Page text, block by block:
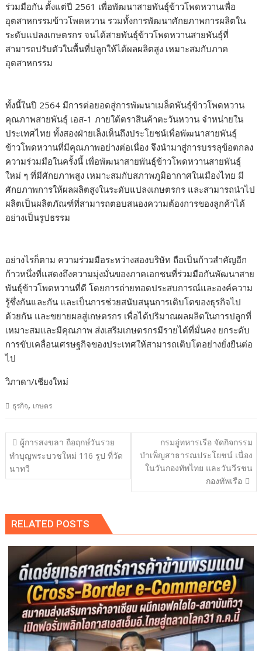
ร่วมมือกัน ตั้งแต่ปี 2561 เพื่อพัฒนาสายพันธุ์ข้าวโพดหวานเพื่อ
อุตสาหกรรมข้าวโพดหวาน รวมทั้งการพัฒนาศักยภาพการผลิตใน
ระดับแปลงเกษตรกร จนได้สายพันธุ์ข้าวโพดหวานสายพันธุ์ที่
สามารถปรับตัวในพื้นที่ปลูกให้ได้ผลผลิตสูง เหมาะสมกับภาค
อุตสาหกรรม
ทั้งนี้ในปี 2564 มีการต่อยอดสู่การพัฒนาเมล็ดพันธุ์ข้าวโพดหวาน
คุณภาพสายพันธุ์ เอส-1 ภายใต้ตราสินค้าตะวันหวาน จำหน่ายใน
ประเทศไทย ทั้งสองฝ่ายเล็งเห็นถึงประโยชน์เพื่อพัฒนาสายพันธุ์
ข้าวโพดหวานที่มีคุณภาพอย่างต่อเนื่อง จึงนำมาสู่การบรรลุข้อตกลง
ความร่วมมือในครั้งนี้ เพื่อพัฒนาสายพันธุ์ข้าวโพดหวานสายพันธุ์
ใหม่ ๆ ที่มีศักยภาพสูง เหมาะสมกับสภาพภูมิอากาศในเมืองไทย มี
ศักยภาพการให้ผลผลิตสูงในระดับแปลงเกษตรกร และสามารถนำไป
ผลิตเป็นผลิตภัณฑ์ที่สามารถตอบสนองความต้องการของลูกค้าได้
อย่างเป็นรูปธรรม
อย่างไรก็ตาม ความร่วมมือระหว่างสองบริษัท ถือเป็นก้าวสำคัญอีก
ก้าวหนึ่งที่แสดงถึงความมุ่งมั่นของภาคเอกชนที่ร่วมมือกันพัฒนาสาย
พันธุ์ข้าวโพดหวานที่ดี โดยการถ่ายทอดประสบการณ์และองค์ความ
รู้ซึ่งกันและกัน และเป็นการช่วยสนับสนุนการเติบโตของธุรกิจไป
ด้วยกัน และขยายผลสู่เกษตรกร เพื่อได้ปริมาณผลผลิตในการปลูกที่
เหมาะสมและมีคุณภาพ ส่งเสริมเกษตรกรมีรายได้ที่มั่นคง ยกระดับ
การขับเคลื่อนเศรษฐกิจของประเทศให้สามารถเติบโตอย่างยั่งยืนต่อ
ไป
วิภาดา/เชียงใหม่
ธุรกิจ, เกษตร
แนะแนว
เรื่อง
ผู้การสงขลา ถือฤกษ์วันรวย
ทำบุญพระบวชใหม่ 116 รูป ที่วัด
นาทวี
กรมอู่ทหารเรือ จัดกิจกรรม
บำเพ็ญสาธารณประโยชน์ เนื่อง
ในวันกองทัพไทย และวันวีรชน
กองทัพเรือ
RELATED POSTS